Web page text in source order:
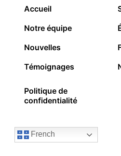
Accueil
Notre équipe
Nouvelles
Témoignages
Politique de
confidentialité
French